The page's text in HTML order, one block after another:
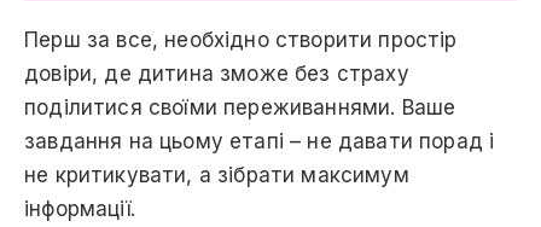
Перш за все, необхідно створити простір
довіри, де дитина зможе без страху
поділитися своїми переживаннями. Ваше
завдання на цьому етапі – не давати порад і
не критикувати, а зібрати максимум
інформації.